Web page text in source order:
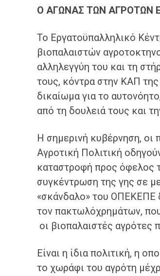
Ο ΑΓΩΝΑΣ ΤΩΝ ΑΓΡΟΤΩΝ
Το Εργατοϋπαλληλικό
βιοπαλαιστών
αλληλεγγύη του και τη
τους, κόντρα στην ΚΑΠ
δικαίωμα για το
από τη δουλειά τους και
Η σημερινή κυβέρνηση, οι
Αγροτική Πολιτική
καταστροφή προς όφελος
συγκέντρωση της γης σε
«σκάνδαλο» του ΟΠΕΚΕΠΕ
τον πακτωλόχρημάτων,
οι βιοπαλαιστές αγρότες
Είναι η ίδια πολιτική, η
το χωράφι του αγρότη